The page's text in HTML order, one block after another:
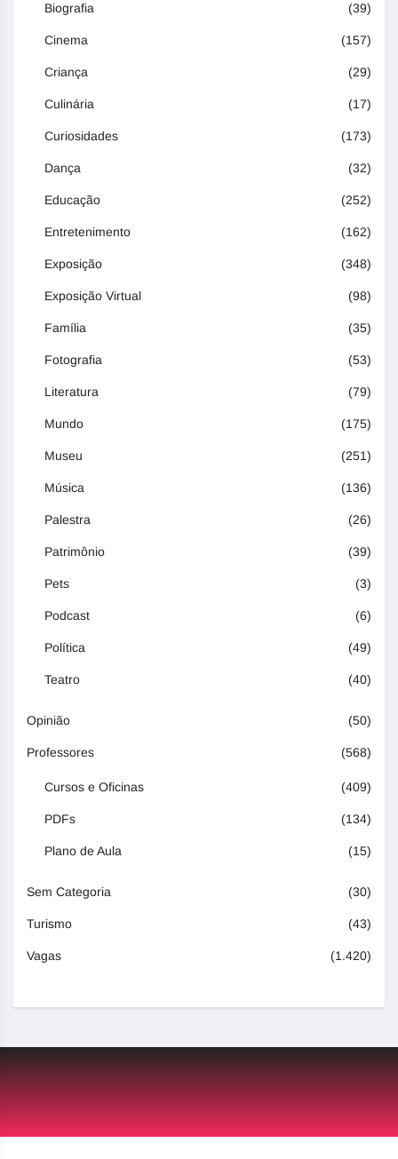
Biografia (39)
Cinema (157)
Criança (29)
Culinária (17)
Curiosidades (173)
Dança (32)
Educação (252)
Entretenimento (162)
Exposição (348)
Exposição Virtual (98)
Família (35)
Fotografia (53)
Literatura (79)
Mundo (175)
Museu (251)
Música (136)
Palestra (26)
Patrimônio (39)
Pets (3)
Podcast (6)
Política (49)
Teatro (40)
Opinião (50)
Professores (568)
Cursos e Oficinas (409)
PDFs (134)
Plano de Aula (15)
Sem Categoria (30)
Turismo (43)
Vagas (1.420)